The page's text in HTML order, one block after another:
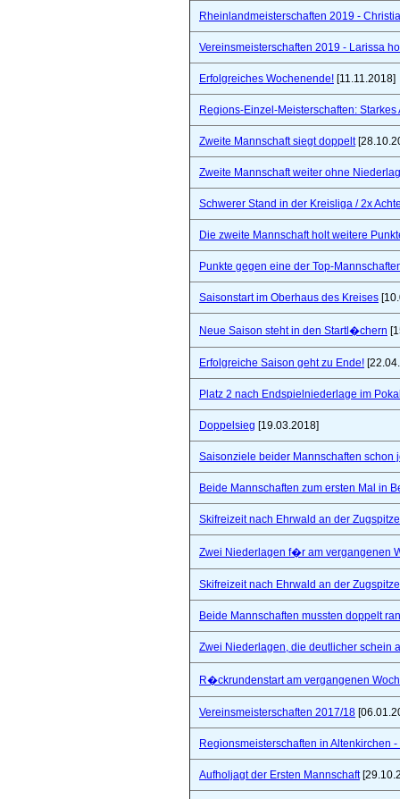
Rheinlandmeisterschaften 2019 -
Vereinsmeisterschaften 2019 - Larissa
Erfolgreiches Wochenende! [11.11.2018]
Regions-Einzel-Meisterschaften:
Zweite Mannschaft siegt doppelt
Zweite Mannschaft weiter ohne
Schwerer Stand in der Kreisliga / 2x
Die zweite Mannschaft holt weitere
Punkte gegen eine der Top-
Saisonstart im Oberhaus des Kreises
Neue Saison steht in den Startl�chern
Erfolgreiche Saison geht zu Ende!
Platz 2 nach Endspielniederlage im
Doppelsieg [19.03.2018]
Saisonziele beider Mannschaften schon
Beide Mannschaften zum ersten Mal in
Skifreizeit nach Ehrwald an der Zugspitze
Zwei Niederlagen f�r am vergangenen
Skifreizeit nach Ehrwald an der Zugspitze
Beide Mannschaften mussten doppelt
Zwei Niederlagen, die deutlicher schein
R�ckrundenstart am vergangenen
Vereinsmeisterschaften 2017/18
Regionsmeisterschaften in Altenkirchen
Aufholjagt der Ersten Mannschaft